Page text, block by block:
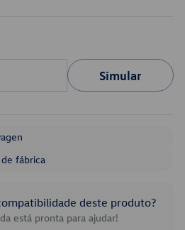
Simular
fábrica
deste produto?
está pronta para ajudar!